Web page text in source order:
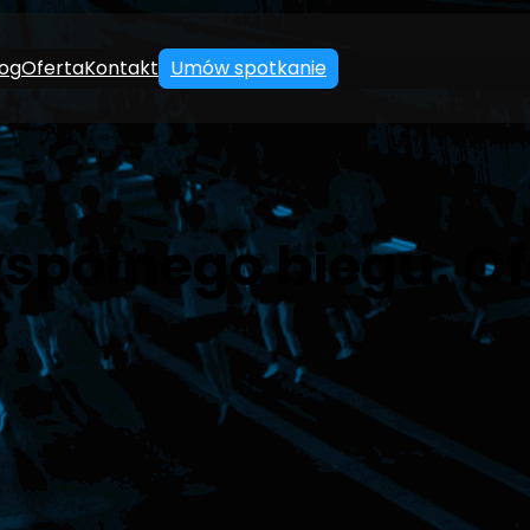
OfertaKontakt Umów spotkanie
biegu.